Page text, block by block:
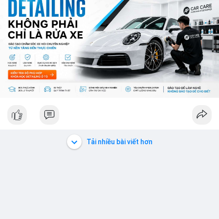
ro từ việc sàn Binance và các vấn đề pháp lý.
💡 NHẬN ĐỊNH & KHUYẾN NGHỊ: Thị trường đang ở giai đoạn
sợ mạo cực độ, có thể kéo dài nếu không có tín hiệu tích cực
rõ ràng. Các coin lớn như Ethereum, Solana vẫn được theo dõi
nhưng không đủ để khắc phục tâm lý sợ mạo. Người đầu tư
nên cẩn trọng, tập trung vào phân tích kỹ thuật và theo dõi các
thông tin chính từ các nguồn tin uy tín.
Tải nhiều bài viết hơn